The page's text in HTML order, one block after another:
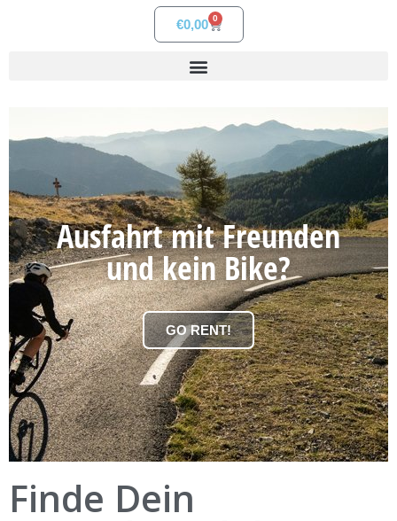
€0,00 0
Ausfahrt mit Freunden
und kein Bike?
GO RENT!
Finde Dein